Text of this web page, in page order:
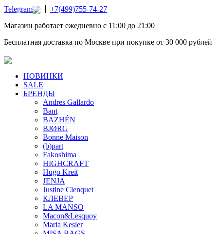
Telegram
+7(499)755-74-27
Магазин работает ежедневно с 11:00 до 21:00
Бесплатная доставка по Москве при покупке от 30 000 рублей
НОВИНКИ
SALE
БРЕНДЫ
Andres Gallardo
Bant
BAZHÉN
BJØRG
Bonne Maison
(b)part
Fakoshima
HIGHCRAFT
Hugo Kreit
JENJA
Justine Clenquet
КЛЕВЕР
LA MANSO
Macon&Lesquoy
Maria Kesler